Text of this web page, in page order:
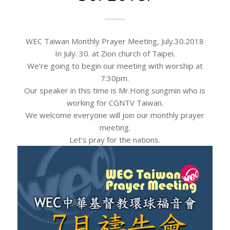
WEC Taiwan Monthly Prayer Meeting, July.30.2018
In July. 30. at Zion church of Taipei.
We’re going to begin our meeting with worship at
7:30pm.
Our speaker in this time is Mr.Hong sungmin who is
working for CGNTV Taiwan.
We welcome everyone will join our monthly prayer
meeting.
Let’s pray for the nations.